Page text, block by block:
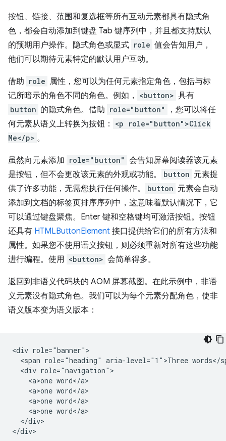
按钮、链接、范围和复选框等所有互动元素都具有隐式角
色，都会自动添加到键盘 Tab 键序列中，并且都支持默认
的预期用户操作。隐式角色或显式 role 值会告知用户，
他们可以期待元素特定的默认用户互动。
借助 role 属性，您可以为任何元素指定角色，包括与标
记所暗示的角色不同的角色。例如，
<button> 具有
button 的隐式角色。借助 role="button"
，您可以将任
何元素从语义上转换为按钮：
<p role="button">Click
Me</p> 。
虽然向元素添加 role="button" 会告知屏幕阅读器该元素
是按钮，但不会更改该元素的外观或功能。
button 元素提
供了许多功能，无需您执行任何操作。
button 元素会自动
添加到文档的标签页排序序列中，这意味着默认情况下，它
可以通过键盘聚焦。Enter 键和空格键均可激活按钮。按钮
还具有 HTMLButtonElement 接口提供给它们的所有方法和
属性。如果您不使用语义按钮，则必须重新对所有这些功能
进行编程。使用 <button> 会简单得多。
返回到非语义代码块的 AOM 屏幕截图。在此示例中，非语
义元素没有隐式角色。我们可以为每个元素分配角色，使非
语义版本变为语义版本：
<div role="banner">
<span role="heading" aria-level="1">Three words</
  <div role="navigation">
    <a>one word</a>
    <a>one word</a>
    <a>one word</a>
    <a>one word</a>
  </div>